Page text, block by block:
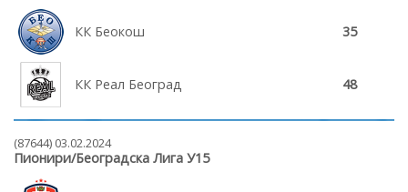
КК Беокош 35
КК Реал Београд 48
(87644) 03.02.2024
Пионири/Београдска Лига У15